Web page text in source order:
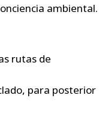
ambiental.
rutas de
para posterior